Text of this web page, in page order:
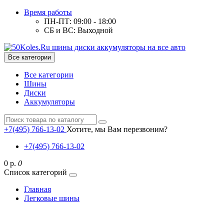
Время работы
ПН-ПТ: 09:00 - 18:00
СБ и ВС: Выходной
Все категории
Все категории
Шины
Диски
Аккумуляторы
+7(495) 766-13-02 Хотите, мы Вам перезвоним?
+7(495) 766-13-02
0 р. 0
Список категорий
Главная
Легковые шины